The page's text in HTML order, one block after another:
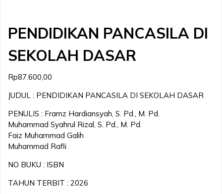
PENDIDIKAN PANCASILA DI
SEKOLAH DASAR
Rp87.600,00
JUDUL : PENDIDIKAN PANCASILA DI SEKOLAH DASAR
PENULIS : Framz Hardiansyah, S. Pd., M. Pd.
Muhammad Syahrul Rizal, S. Pd., M. Pd.
Faiz Muhammad Galih
Muhammad Rafli
NO BUKU : ISBN
TAHUN TERBIT : 2026